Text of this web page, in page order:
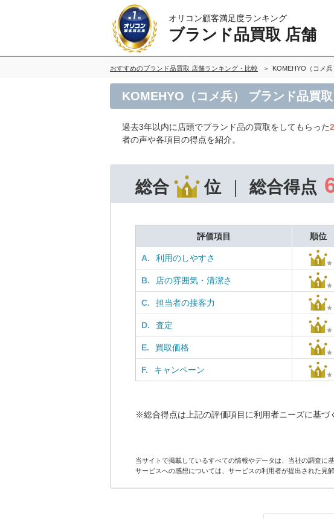
オリコン顧客満足度ランキング
ブランド品買取 店舗
おすすめのブランド品買取 店舗ランキング・比較 KOMEHYO（コメ兵
KOMEHYO（コメ兵） ブランド品買
過去3年以内に店頭でブランド品の買取をしてもらった
者の声や各項目の得点を紹介。
総合 位 総合得点
評価項目 順位
A. 利用のしやすさ
B. 店の雰囲気・清潔さ
C. 担当者の接客力
D. 査定
E. 買取価格
F. キャンペーン
※総合得点は上記の評価項目に利用者ニーズに基づ
当サイトで掲載しているすべての情報やデータは、当社の調査に
サービスへの感想については、サービスの利用者が提出された見